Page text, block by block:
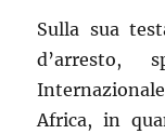
Sulla sua
d’arresto,
Africa, in